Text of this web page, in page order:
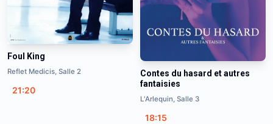
Foul King
Reflet Medicis, Salle 2
21:20
Contes du hasard et autres
fantaisies
L'Arlequin, Salle 3
18:15